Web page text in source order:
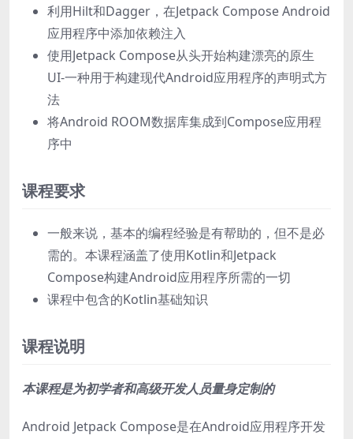
利用Hilt和Dagger，在Jetpack Compose Android
应用程序中添加依赖注入
使用Jetpack Compose从头开始构建漂亮的原生
UI-一种用于构建现代Android应用程序的声明式方
法
将Android ROOM数据库集成到Compose应用程
序中
课程要求
一般来说，基本的编程经验是有帮助的，但不是必
需的。本课程涵盖了使用Kotlin和Jetpack
Compose构建Android应用程序所需的一切
课程中包含的Kotlin基础知识
课程说明
本课程是为初学者和高级开发人员量身定制的
Android Jetpack Compose是在Android应用程序开发